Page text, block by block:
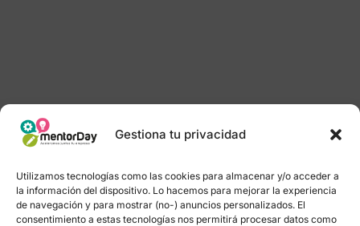
Gestiona tu privacidad
Utilizamos tecnologías como las cookies para almacenar y/o acceder a
la información del dispositivo. Lo hacemos para mejorar la experiencia
de navegación y para mostrar (no-) anuncios personalizados. El
consentimiento a estas tecnologías nos permitirá procesar datos como